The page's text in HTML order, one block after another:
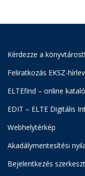
Kérdezze a könyvtárost!
Feliratkozás EKSZ-
ELTEfind – online
EDIT – ELTE Digitális
Webhelytérkép
Akadálymentesítési
Bejelentkezés